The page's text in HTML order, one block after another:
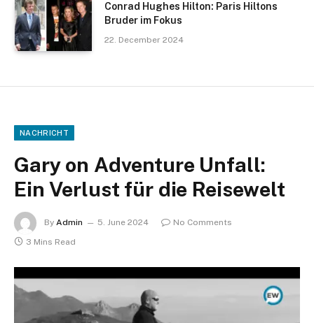
Conrad Hughes Hilton: Paris Hiltons
Bruder im Fokus
22. December 2024
NACHRICHT
Gary on Adventure Unfall:
Ein Verlust für die Reisewelt
By Admin 5. June 2024
No Comments
3 Mins Read